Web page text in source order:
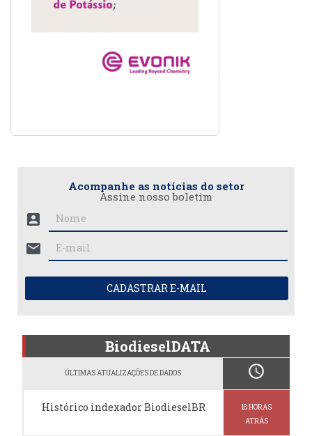
Acompanhe as notícias do setor
Assine nosso boletim
account_box
mail
CADASTRAR E-MAIL
BiodieselDATA
ÚLTIMAS ATUALIZAÇÕES DE DADOS schedule
Histórico indexador BiodieselBR
18 HORAS
ATRÁS